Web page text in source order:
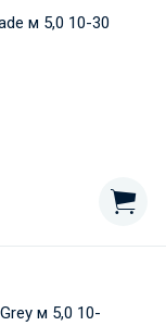
м 5,0 10-30
м 5,0 10-